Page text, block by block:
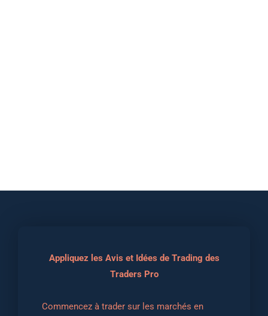
Appliquez les Avis et Idées de Trading des
Traders Pro
Commencez à trader sur les marchés en